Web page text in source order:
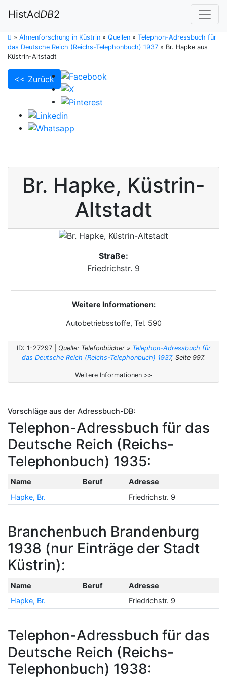
HistAdDB2
» Ahnenforschung in Küstrin » Quellen » Telephon-Adressbuch für
das Deutsche Reich (Reichs-Telephonbuch) 1937 » Br. Hapke aus
Küstrin-Altstadt
<< Zurück
Br. Hapke, Küstrin-
Altstadt
Straße:
Friedrichstr. 9
Weitere Informationen:
Autobetriebsstoffe, Tel. 590
ID: 1-27297 | Quelle: Telefonbücher » Telephon-Adressbuch für
das Deutsche Reich (Reichs-Telephonbuch) 1937, Seite 997.
Weitere Informationen >>
Vorschläge aus der Adressbuch-DB:
Telephon-Adressbuch für das
Deutsche Reich (Reichs-
Telephonbuch) 1935:
Name Beruf
Adresse
Hapke, Br.
Friedrichstr. 9
Branchenbuch Brandenburg
1938 (nur Einträge der Stadt
Küstrin):
Name Beruf
Adresse
Hapke, Br.
Friedrichstr. 9
Telephon-Adressbuch für das
Deutsche Reich (Reichs-
Telephonbuch) 1938: